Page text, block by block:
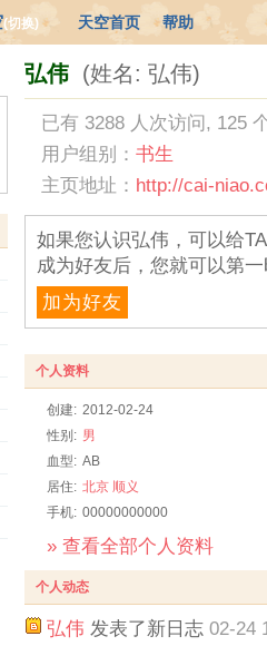
(切换) 天空首页 帮助
弘伟 (姓名: 弘伟)
已有 3288 人次访问, 125
用户组别： 书生
主页地址： http://cai-
如果您认识弘伟，可以给
成为好友后，您就可以第
加为好友
个人资料
创建: 2012-02-24
性别: 男
血型: AB
居住: 北京 顺义
手机: 00000000000
» 查看全部个人资料
个人动态
弘伟 发表了新日志 02-24